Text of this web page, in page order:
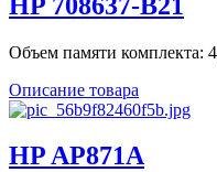
Объем памяти комплекта:
Описание товара
HP AP871A